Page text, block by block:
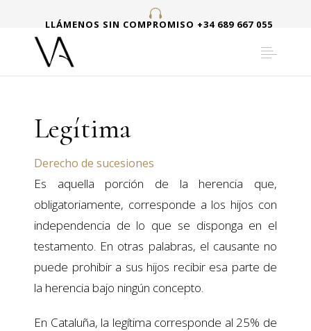
LLÁMENOS SIN COMPROMISO +34 689 667 055
Legítima
Derecho de sucesiones
Es aquella porción de la herencia que,
obligatoriamente, corresponde a los hijos con
independencia de lo que se disponga en el
testamento. En otras palabras, el causante no
puede prohibir a sus hijos recibir esa parte de
la herencia bajo ningún concepto.
En Cataluña, la legítima corresponde al 25% de